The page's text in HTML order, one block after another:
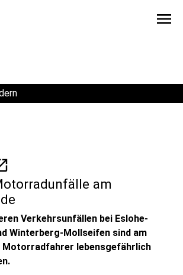
menu
am
Verkehrsunfällen bei Eslohe-
Winterberg-Mollseifen sind am
Motorradfahrer lebensgefährlich